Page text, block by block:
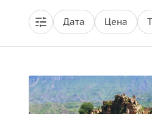
Дата Цена